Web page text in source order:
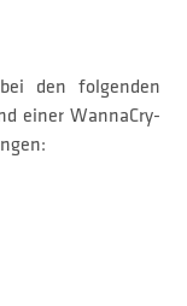
den folgenden
einer WannaCry-